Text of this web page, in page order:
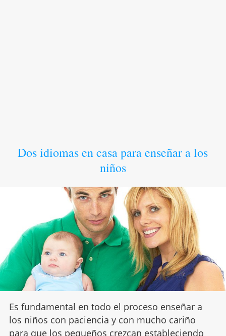
Dos idiomas en casa para enseñar a los
niños
Es fundamental en todo el proceso enseñar a
los niños con paciencia y con mucho cariño
para que los pequeños crezcan estableciendo